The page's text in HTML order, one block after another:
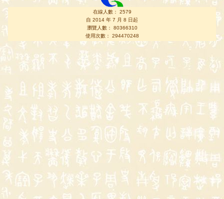
在線人數： 2579
自 2014 年 7 月 8 日起
瀏覽人數： 80366310
使用次數： 294470248